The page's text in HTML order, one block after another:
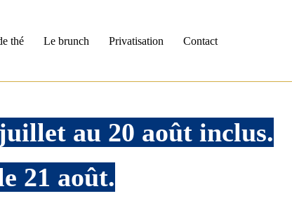
thé Le brunch Privatisation Contact
au 20 août inclus.
21 août.